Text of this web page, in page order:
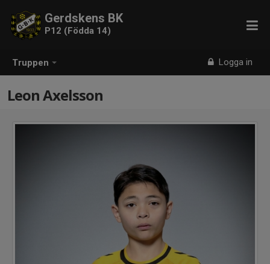
Truppen Logga in
Gerdskens BK
P12 (Födda 14)
Leon Axelsson